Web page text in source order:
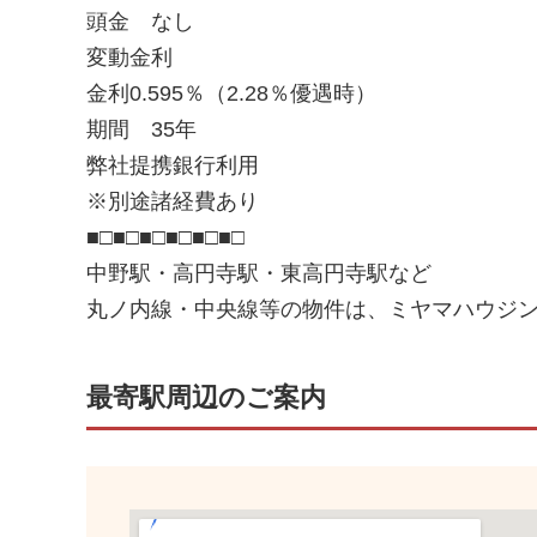
頭金 なし
変動金利
金利0.595％（2.28％優遇時）
期間 35年
弊社提携銀行利用
※別途諸経費あり
■□■□■□■□■□■□
中野駅・高円寺駅・東高円寺駅など
丸ノ内線・中央線等の物件は、ミヤマハウジ
最寄駅周辺のご案内